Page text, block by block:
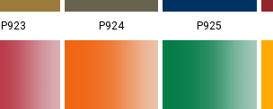
P923 P924 P925